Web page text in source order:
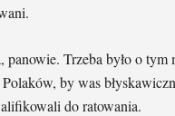
panowie. Trzeba było o tym
by was
do ratowania.